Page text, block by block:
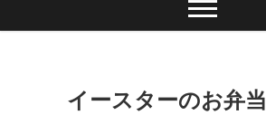
イースターのお弁当